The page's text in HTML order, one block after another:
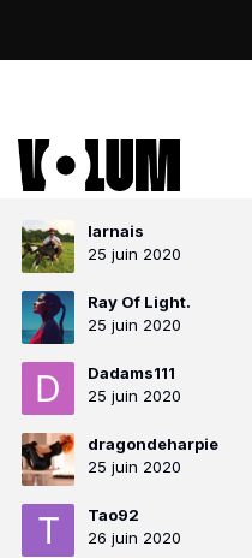
larnais
25 juin 2020
Ray Of Light.
25 juin 2020
Dadams111
25 juin 2020
dragondeharpie
25 juin 2020
Tao92
26 juin 2020